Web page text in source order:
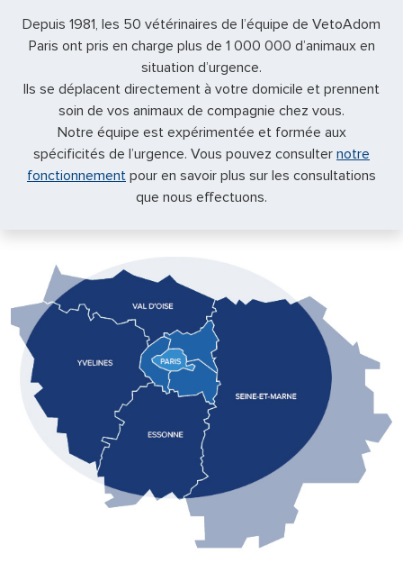
Depuis 1981, les 50 vétérinaires de l’équipe de VetoAdom
Paris ont pris en charge plus de 1 000 000 d’animaux en
situation d’urgence.
Ils se déplacent directement à votre domicile et prennent
soin de vos animaux de compagnie chez vous.
Notre équipe est expérimentée et formée aux
spécificités de l’urgence. Vous pouvez consulter notre
fonctionnement pour en savoir plus sur les consultations
que nous effectuons.